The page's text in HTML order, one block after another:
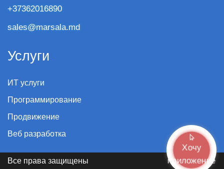
+37362016890
sales@marsala.md
Услуги
ИТ услуги
Программирование
Продвижение
Веб разработка
Хочу
приложение
Все права защищены